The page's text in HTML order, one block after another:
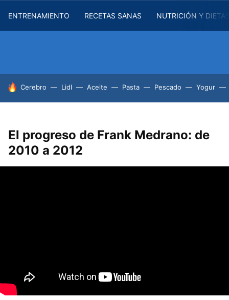
ENTRENAMIENTO RECETAS SANAS NUTRICIÓN Y
HOY SE HABLA DE
Cerebro Lidl Aceite Pasta Pescado Yogur
El progreso de Frank Medrano: de
2010 a 2012